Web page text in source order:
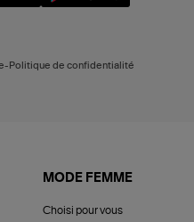
Politique de confidentialité
MODE FEMME
Choisi pour vous